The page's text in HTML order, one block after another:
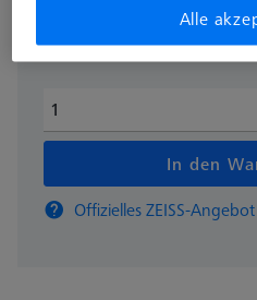
In den
Offizielles ZEISS-
Alle